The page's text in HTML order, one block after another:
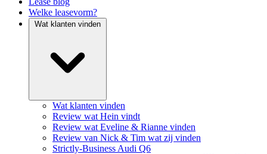
Welke leasevorm?
Wat klanten vinden
Wat klanten vinden
Review wat Hein vindt
Review wat Eveline & Rianne vinden
Review van Nick & Tim wat zij vinden
Strictly-Business Audi Q6